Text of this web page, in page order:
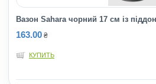
Вазон Sahara чорний 17 см із
163.00 ₴
КУПИТЬ